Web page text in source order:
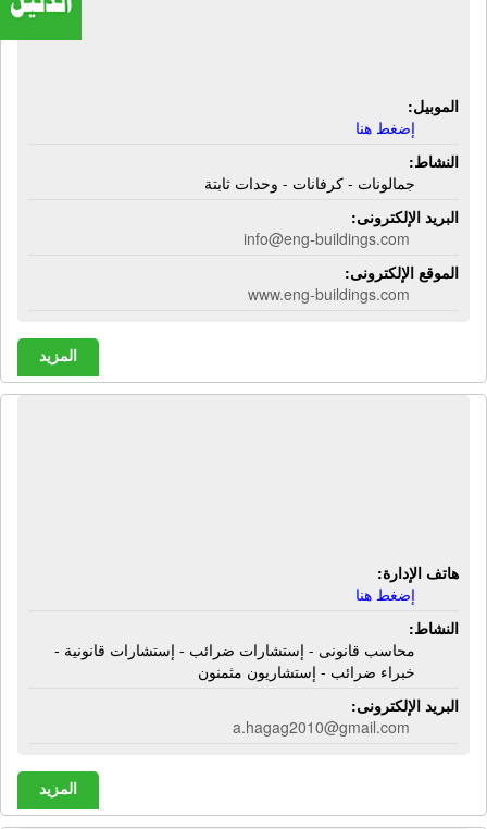
المؤسسة الهندسية للمبانى | جمالونات -
الموبيل:
إضغط هنا
النشاط:
جمالونات - كرفانات - وحدات ثابتة
البريد الإلكترونى:
info@eng-buildings.com
الموقع الإلكترونى:
www.eng-buildings.com
المزيد
هاتف الإدارة:
إضغط هنا
النشاط:
محاسب قانونى - إستشارات ضرائب - إستشارات قانونية -
خبراء ضرائب - إستشاريون مثمنون
البريد الإلكترونى:
a.hagag2010@gmail.com
المزيد